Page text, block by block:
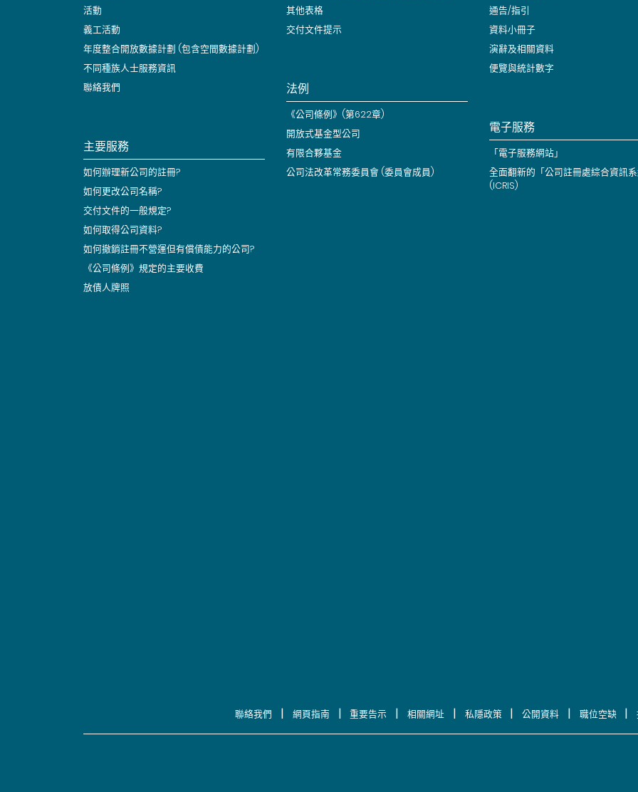
活動
義工活動
年度整合開放數據計劃 (包含空間數據計劃)
不同種族人士服務資訊
聯絡我們
主要服務
如何辦理新公司的註冊?
如何更改公司名稱?
交付文件的一般規定?
如何取得公司資料?
如何撤銷註冊不營運但有償債能力的公司?
《公司條例》規定的主要收費
放債人牌照
其他表格
交付文件提示
法例
《公司條例》(第622章)
開放式基金型公司
有限合夥基金
公司法改革常務委員會 (委員會成員)
通告/指引
資料小冊子
演辭及相關資料
便覽與統計數字
電子服務
「電子服務網站」
全面翻新的「公司註冊處綜合資訊
(ICRIS)
聯絡我們 | 網頁指南 | 重要告示 | 相關網址 | 私隱政策 | 公開資料 | 職位空缺 |